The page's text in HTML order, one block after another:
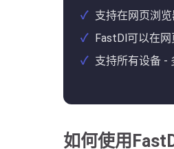
支持在网页浏
FastDl可以在网
支持所有设备 -
如何使用